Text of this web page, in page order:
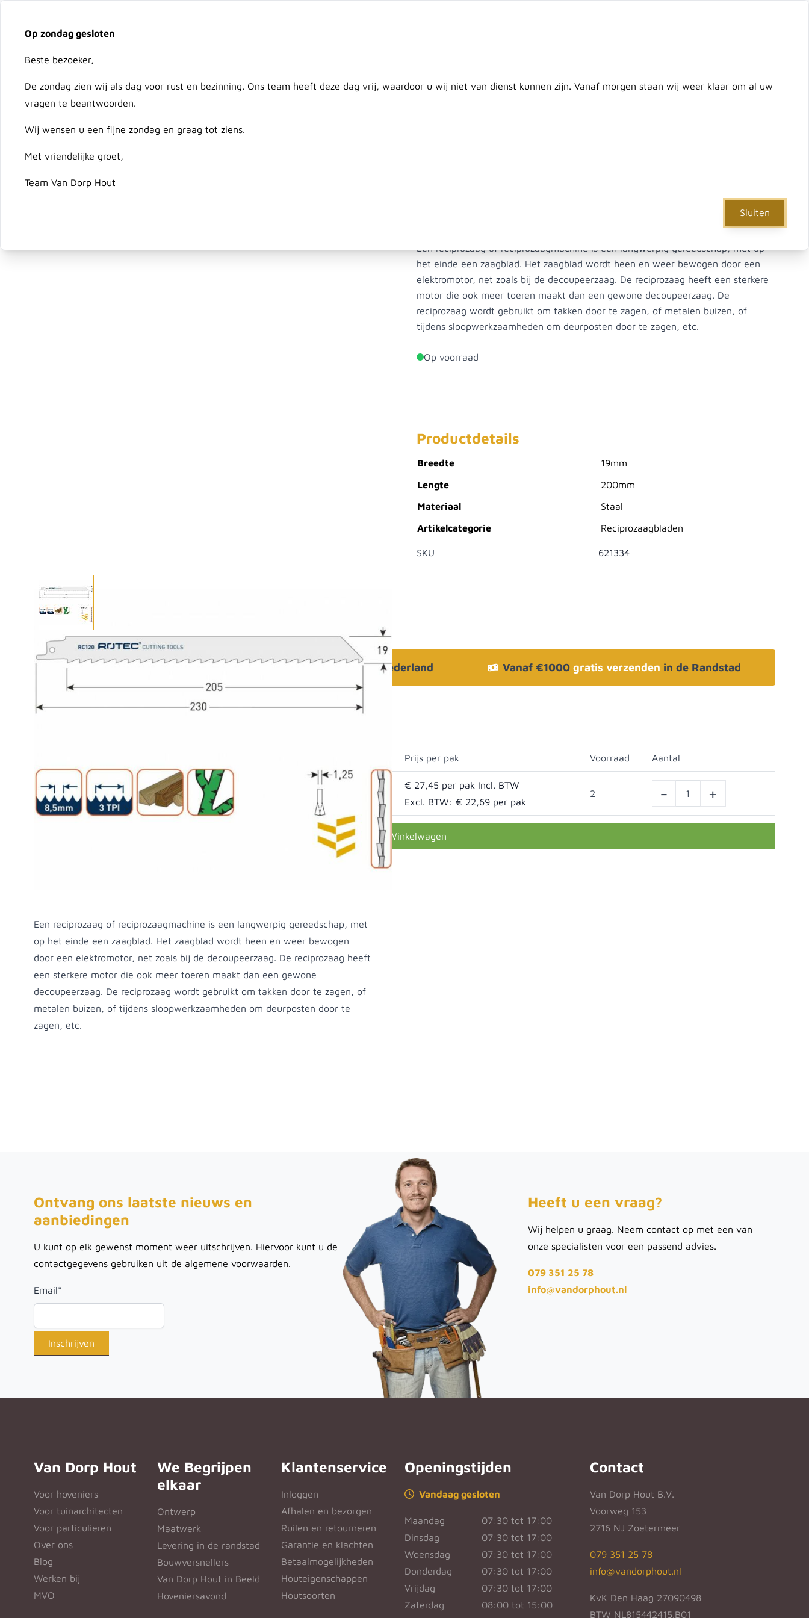
Op zondag gesloten
Beste bezoeker,
De zondag zien wij als dag voor rust en bezinning. Ons team heeft deze dag vrij, waardoor u wij niet van dienst kunnen zijn. Vanaf morgen staan wij weer klaar om al uw
vragen te beantwoorden.
Wij wensen u een fijne zondag en graag tot ziens.
Met vriendelijke groet,
Team Van Dorp Hout
Sluiten
Ga naar de inhoud
Hout Composiet & Kunststof Schutting & Deuren
Reciprozaagblad RC740 / S1122EF (5 st)
Een reciprozaag of reciprozaagmachine is een langwerpig gereedschap, met op
het einde een zaagblad. Het zaagblad wordt heen en weer bewogen door een
elektromotor, net zoals bij de decoupeerzaag. De reciprozaag heeft een sterkere
motor die ook meer toeren maakt dan een gewone decoupeerzaag. De
reciprozaag wordt gebruikt om takken door te zagen, of metalen buizen, of
tijdens sloopwerkzaamheden om deurposten door te zagen, etc.
Op voorraad
Productdetails
Breedte
19mm
Lengte
200mm
Materiaal
Staal
Artikelcategorie
Reciprozaagbladen
SKU 621334
Afhalen? Kom gerust langs Bezorgen in heel Nederland Vanaf €1000 gratis verzenden in de Randstad
Selecteer afmetingen
Prijs per pak Voorraad Aantal
Reciprozaagblad RC740 / S1122EF (5 st)
€ 27,45
Excl. BTW: € 22,69
2 - +
In Winkelwagen
Een reciprozaag of reciprozaagmachine is een langwerpig gereedschap, met
op het einde een zaagblad. Het zaagblad wordt heen en weer bewogen
door een elektromotor, net zoals bij de decoupeerzaag. De reciprozaag heeft
een sterkere motor die ook meer toeren maakt dan een gewone
decoupeerzaag. De reciprozaag wordt gebruikt om takken door te zagen, of
metalen buizen, of tijdens sloopwerkzaamheden om deurposten door te
zagen, etc.
Ontvang ons laatste nieuws en
aanbiedingen
U kunt op elk gewenst moment weer uitschrijven. Hiervoor kunt u de
contactgegevens gebruiken uit de algemene voorwaarden.
Email*
Heeft u een vraag?
Wij helpen u graag. Neem contact op met een van
onze specialisten voor een passend advies.
079 351 25 78
info@vandorphout.nl
Van Dorp Hout
Voor hoveniers
Voor tuinarchitecten
Voor particulieren
Over ons
Blog
Werken bij
MVO
We Begrijpen
elkaar
Ontwerp
Maatwerk
Levering in de randstad
Bouwversnellers
Van Dorp Hout in Beeld
Hoveniersavond
Klantenservice
Inloggen
Afhalen en bezorgen
Ruilen en retourneren
Garantie en klachten
Betaalmogelijkheden
Houteigenschappen
Houtsoorten
Openingstijden
Vandaag gesloten
Maandag
07:30 tot 17:00
Dinsdag
07:30 tot 17:00
Woensdag
07:30 tot 17:00
Donderdag
07:30 tot 17:00
Vrijdag
07:30 tot 17:00
Zaterdag
08:00 tot 15:00
Contact
Van Dorp Hout B.V.
Voorweg 153
2716 NJ Zoetermeer
079 351 25 78
info@vandorphout.nl
KvK Den Haag 27090498
BTW NL815442415.B01